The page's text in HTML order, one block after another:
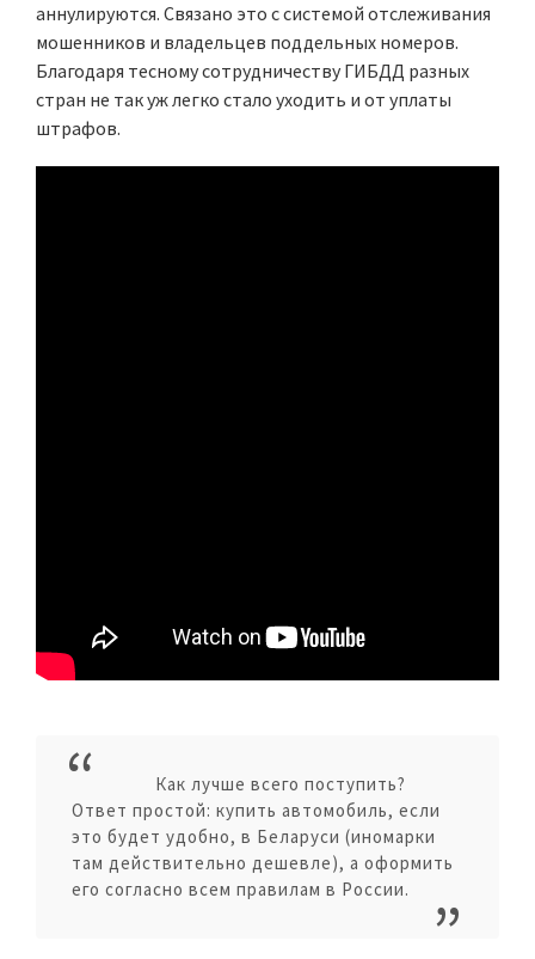
аннулируются. Связано это с системой отслеживания
мошенников и владельцев поддельных номеров.
Благодаря тесному сотрудничеству ГИБДД разных
стран не так уж легко стало уходить и от уплаты
штрафов.
Как лучше всего поступить?
Ответ простой: купить автомобиль, если
это будет удобно, в Беларуси (иномарки
там действительно дешевле), а оформить
его согласно всем правилам в России.